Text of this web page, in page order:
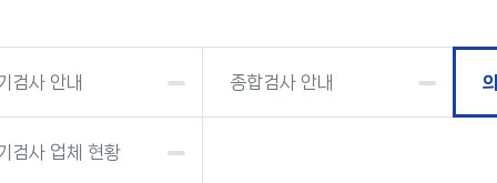
검사 안내 종합검사 안내
검사 업체 현황